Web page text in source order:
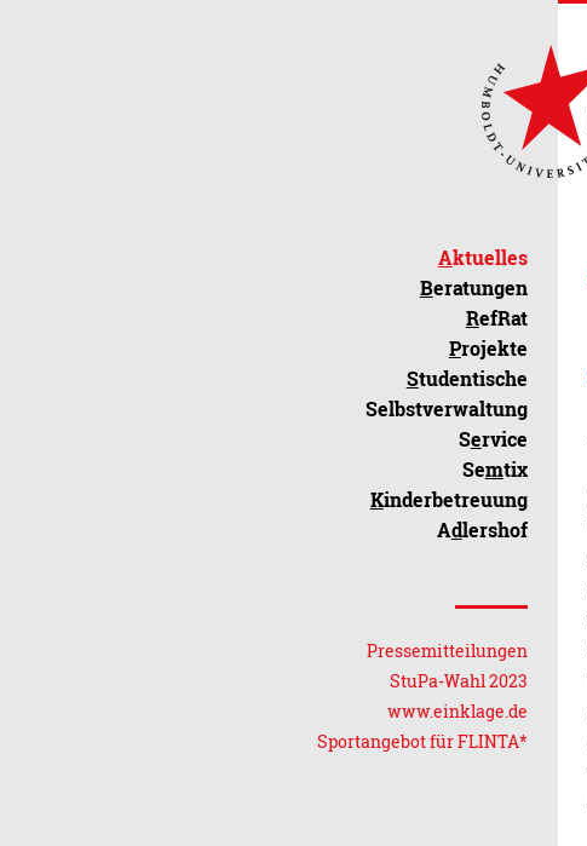
Aktuelles
Beratungen
RefRat
Projekte
Studentische
Selbstverwaltung
Service
Semtix
Kinderbetreuung
Adlershof
Pressemitteilungen
StuPa-Wahl 2023
www.einklage.de
Sportangebot für FLINTA*